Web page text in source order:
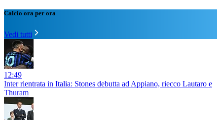
Calcio ora per ora
Vedi tutti
12:49
Inter rientrata in Italia: Stones debutta ad Appiano, riecco Lautaro e
Thuram